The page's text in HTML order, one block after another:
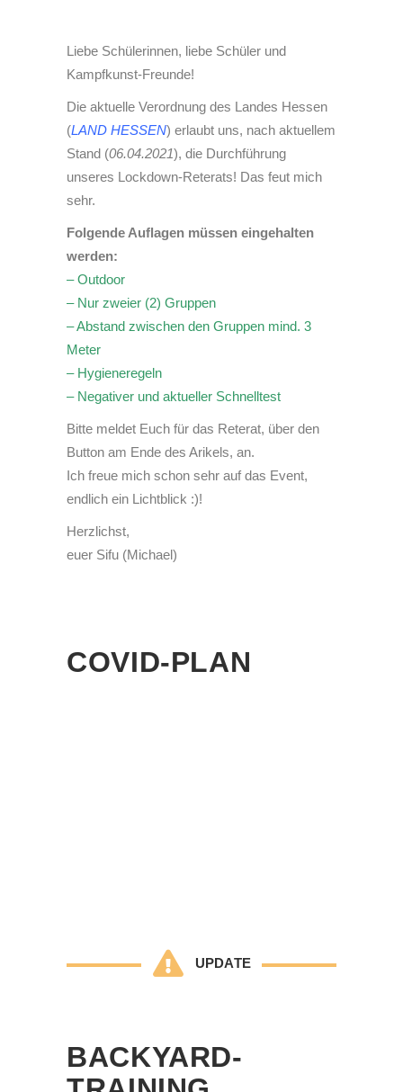
Liebe Schülerinnen, liebe Schüler und
Kampfkunst-Freunde!
Die aktuelle Verordnung des Landes Hessen
(LAND HESSEN) erlaubt uns, nach aktuellem
Stand (06.04.2021), die Durchführung
unseres Lockdown-Reterats! Das feut mich
sehr.
Folgende Auflagen müssen eingehalten
werden:
– Outdoor
– Nur zweier (2) Gruppen
– Abstand zwischen den Gruppen mind. 3
Meter
– Hygieneregeln
– Negativer und aktueller Schnelltest
Bitte meldet Euch für das Reterat, über den
Button am Ende des Arikels, an.
Ich freue mich schon sehr auf das Event,
endlich ein Lichtblick :)!
Herzlichst,
euer Sifu (Michael)
COVID-PLAN
UPDATE
BACKYARD-